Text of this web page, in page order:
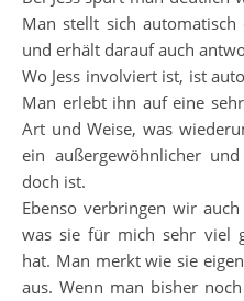
Man stellt sich automatisch
und erhält darauf auch
Wo Jess involviert ist, ist
Man erlebt ihn auf eine
Art und Weise, was
ein außergewöhnlicher
doch ist.
Ebenso verbringen wir
was sie für mich sehr viel
hat. Man merkt wie sie
aus. Wenn man bisher